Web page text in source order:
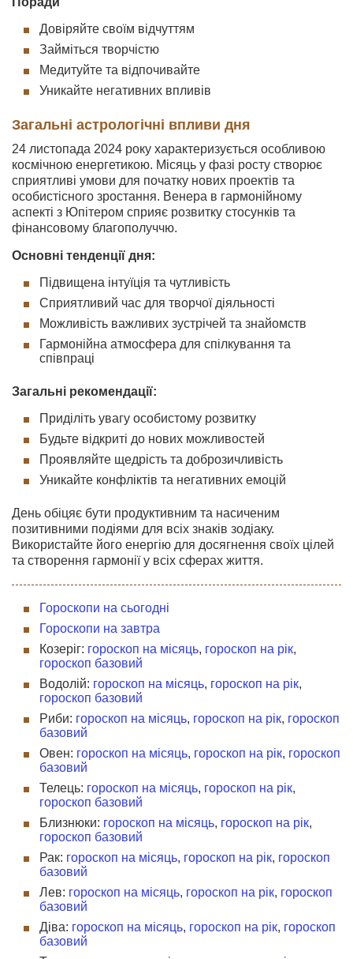
Довіряйте своїм відчуттям
Займіться творчістю
Медитуйте та відпочивайте
Уникайте негативних впливів
Загальні астрологічні впливи дня
24 листопада 2024 року характеризується особливою
космічною енергетикою. Місяць у фазі росту створює
сприятливі умови для початку нових проектів та
особистісного зростання. Венера в гармонійному
аспекті з Юпітером сприяє розвитку стосунків та
фінансовому благополуччю.
Основні тенденції дня:
Підвищена інтуїція та чутливість
Сприятливий час для творчої діяльності
Можливість важливих зустрічей та знайомств
Гармонійна атмосфера для спілкування та
співпраці
Загальні рекомендації:
Приділіть увагу особистому розвитку
Будьте відкриті до нових можливостей
Проявляйте щедрість та доброзичливість
Уникайте конфліктів та негативних емоцій
День обіцяє бути продуктивним та насиченим
позитивними подіями для всіх знаків зодіаку.
Використайте його енергію для досягнення своїх цілей
та створення гармонії у всіх сферах життя.
Гороскопи на сьогодні
Гороскопи на завтра
Козеріг: гороскоп на місяць, гороскоп на рік,
гороскоп базовий
Водолій: гороскоп на місяць, гороскоп на рік,
гороскоп базовий
Риби: гороскоп на місяць, гороскоп на рік, гороскоп
базовий
Овен: гороскоп на місяць, гороскоп на рік, гороскоп
базовий
Телець: гороскоп на місяць, гороскоп на рік,
гороскоп базовий
Близнюки: гороскоп на місяць, гороскоп на рік,
гороскоп базовий
Рак: гороскоп на місяць, гороскоп на рік, гороскоп
базовий
Лев: гороскоп на місяць, гороскоп на рік, гороскоп
базовий
Діва: гороскоп на місяць, гороскоп на рік, гороскоп
базовий